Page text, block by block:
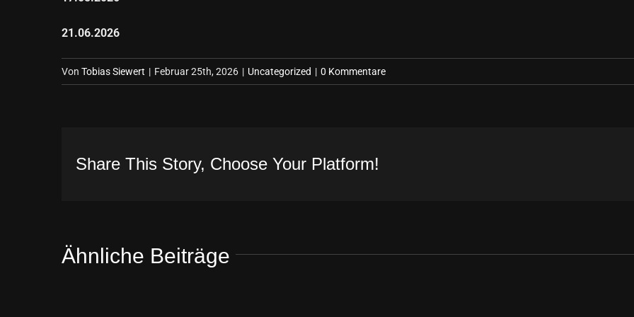
21.06.2026
Von Tobias Siewert | Februar 25th, 2026 | Uncategorized | 0 Kommentare
Share This Story, Choose Your Platform!
Ähnliche Beiträge